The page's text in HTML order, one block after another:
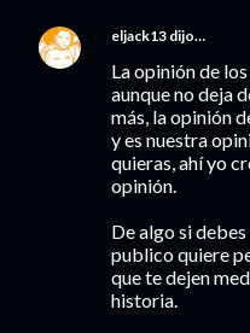
eljack13 dijo…
La opinión de
aunque no deja
más, la opinión
y es nuestra
quieras, ahí yo
opinión.
De algo si
publico quiere
que te dejen
historia.